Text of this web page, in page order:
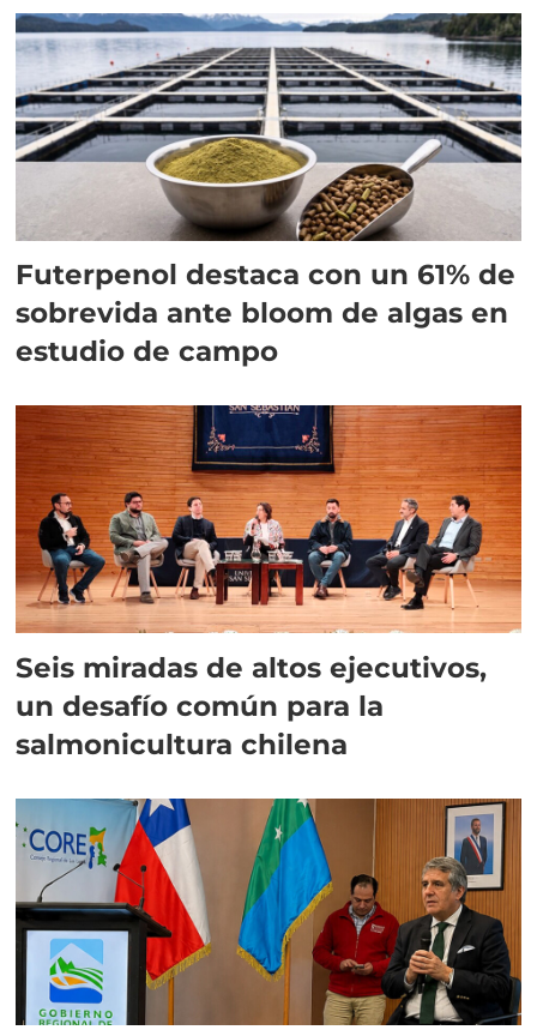
Futerpenol destaca con un 61% de
sobrevida ante bloom de algas en
estudio de campo
Seis miradas de altos ejecutivos,
un desafío común para la
salmonicultura chilena